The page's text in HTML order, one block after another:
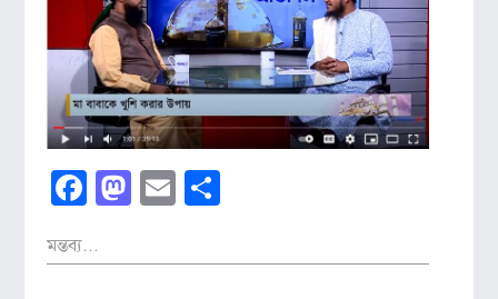
Facebook
Mastodon
Email
মন্তব্য...